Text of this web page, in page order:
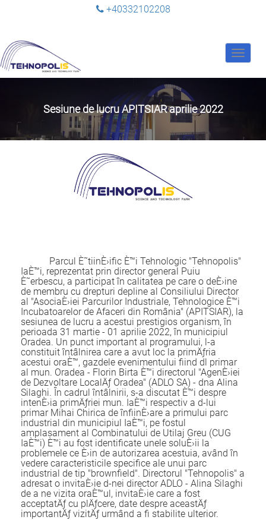
+40332102208
Toggle
Sesiune de lucru APITSIAR aprilie 2022
Parcul È˜tiinÈ›ific È™i Tehnologic "Tehnopolis"
IaÈ™i, reprezentat prin director general Puiu
È˜erbescu, a participat în calitatea pe care o deÈ›ine
de membru cu drepturi depline al Consiliului Director
al "AsociaÈ›iei Parcurilor Industriale, Tehnologice È™i
Incubatoarelor de Afaceri din România" (APITSIAR), la
sesiunea de lucru a acestui prestigios organism, în
perioada 31 martie - 01 aprilie 2022, în municipiul
Oradea. Un punct important al programului, l-a
constituit întâlnirea care a avut loc la primÄƒria
acestui oraÈ™, gazdele evenimentului fiind dl primar
al mun. Oradea - Florin Birta È™i directorul "AgenÈ›iei
de Dezvoltare LocalÄƒ Oradea" (ADLO SA) - dna Alina
Silaghi. În cadrul întâlnirii, s-a discutat È™i despre
intenÈ›ia primÄƒriei mun. IaÈ™i respectiv a d-lui
primar Mihai Chirica de înfiinÈ›are a primului parc
industrial din municipiul IaÈ™i, pe fostul
amplasament al Combinatului de Utilaj Greu (CUG
IaÈ™i) È™i au fost identificate unele soluÈ›ii la
problemele ce È›in de autorizarea acestuia, având în
vedere caracteristicile specifice ale unui parc
industrial de tip "brownfield". Directorul "Tehnopolis" a
adresat o invitaÈ›ie d-nei director ADLO - Alina Silaghi
de a ne vizita oraÈ™ul, invitaÈ›ie care a fost
acceptatÄƒ cu plÄƒcere, date despre aceastÄƒ
importantÄƒ vizitÄƒ urmând a fi stabilite ulterior.